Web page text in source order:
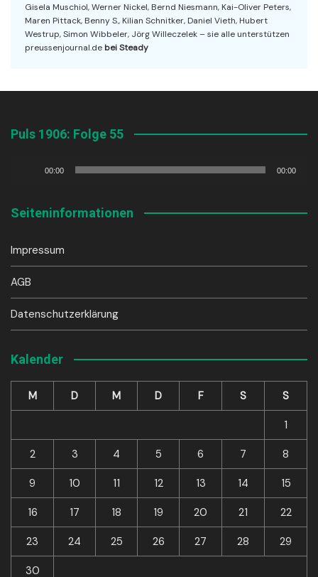
Gisela Muschiol, Werner Nickel, Bernd Niesmann, Kai-Oliver Peters,
Maren Pittack, Benny S., Kilian Schnitker, Daniel Vieth, Hubert
Westrup, Simon Wibbeler, Jörg Willeczelek – sie alle unterstützen
preussenjournal.de bei Steady
Puls 1906: Folge 55
00:00 00:00
Seiteninformationen
Impressum
AGB
Datenschutzerklärung
Kalender
M D M D F S S
1
2 3 4 5 6 7 8
9 10 11 12 13 14 15
16 17 18 19 20 21 22
23 24 25 26 27 28 29
30